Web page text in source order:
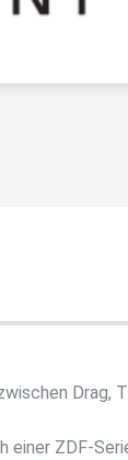
Drag,
einer ZDF-